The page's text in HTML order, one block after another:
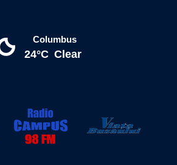
Columbus
24°C Clear